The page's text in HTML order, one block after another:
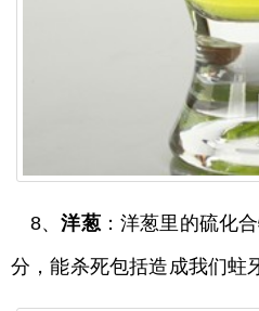
8、洋葱：洋葱里的硫化
分，能杀死包括造成我们蛀